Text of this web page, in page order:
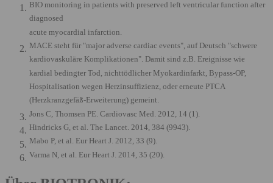
BIO monitoring in patients with preserved left ventricular function after
diagnosed
acute myocardial infarction.
MACE steht für "major adverse cardiac events", auf Deutsch "schwere
kardiovaskuläre Komplikationen". Damit sind z.B. Ereignisse wie
kardial bedingter Tod, nichttödlicher Myokardinfarkt, Bypass-OP,
Hospitalisation wegen Herzinsuffizienz, oder erneute PTCA
(Herzkranzgefäß-Erweiterung) gemeint.
Jons C, Thomsen PE. Cardiovasc Med. 2012, 14 (1).
Hindricks G, et al. The Lancet. 2014, 384 (9943).
Mabo P, et al. Eur Heart J. 2012, 33 (9).
Varma N, et al. Eur Heart J. 2014, 35 (20).